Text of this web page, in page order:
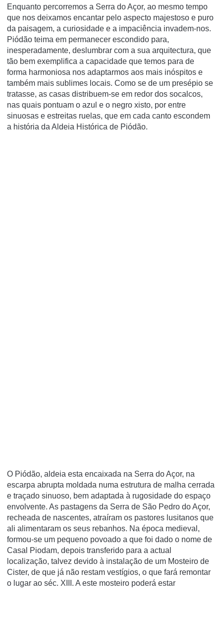
Enquanto percorremos a Serra do Açor, ao mesmo tempo
que nos deixamos encantar pelo aspecto majestoso e puro
da paisagem, a curiosidade e a impaciência invadem-nos.
Piódão teima em permanecer escondido para,
inesperadamente, deslumbrar com a sua arquitectura, que
tão bem exemplifica a capacidade que temos para de
forma harmoniosa nos adaptarmos aos mais inóspitos e
também mais sublimes locais. Como se de um presépio se
tratasse, as casas distribuem-se em redor dos socalcos,
nas quais pontuam o azul e o negro xisto, por entre
sinuosas e estreitas ruelas, que em cada canto escondem
a história da Aldeia Histórica de Piódão.
O Piódão, aldeia esta encaixada na Serra do Açor, na
escarpa abrupta moldada numa estrutura de malha cerrada
e traçado sinuoso, bem adaptada à rugosidade do espaço
envolvente. As pastagens da Serra de São Pedro do Açor,
recheada de nascentes, atraíram os pastores lusitanos que
ali alimentaram os seus rebanhos. Na época medieval,
formou-se um pequeno povoado a que foi dado o nome de
Casal Piodam, depois transferido para a actual
localização, talvez devido à instalação de um Mosteiro de
Cister, de que já não restam vestígios, o que fará remontar
o lugar ao séc. XIII. A este mosteiro poderá estar